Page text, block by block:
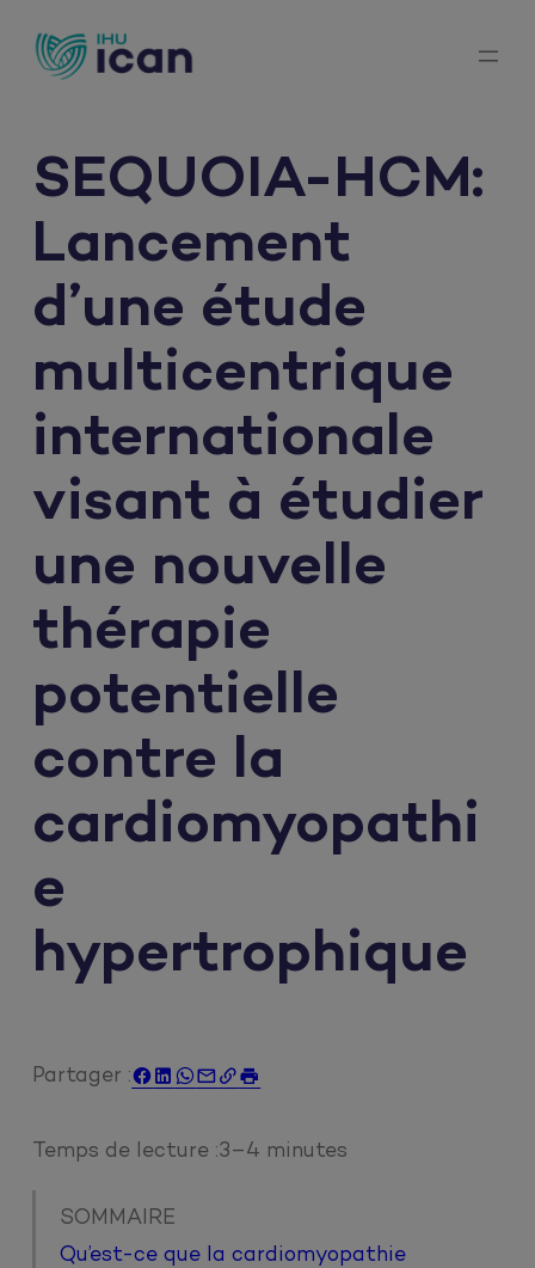
SEQUOIA-HCM:
Lancement
d’une étude
multicentrique
internationale
visant à étudier
une nouvelle
thérapie
potentielle
contre la
cardiomyopathi
e
hypertrophique
Partager :  
Temps de lecture :3–4 minutes
SOMMAIRE
Qu’est-ce que la cardiomyopathie